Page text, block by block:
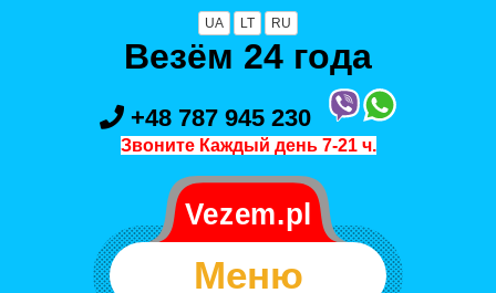
UA LT RU
Везём 24 года
+48 787 945 230
Звоните Каждый день 7-21 ч.
Меню